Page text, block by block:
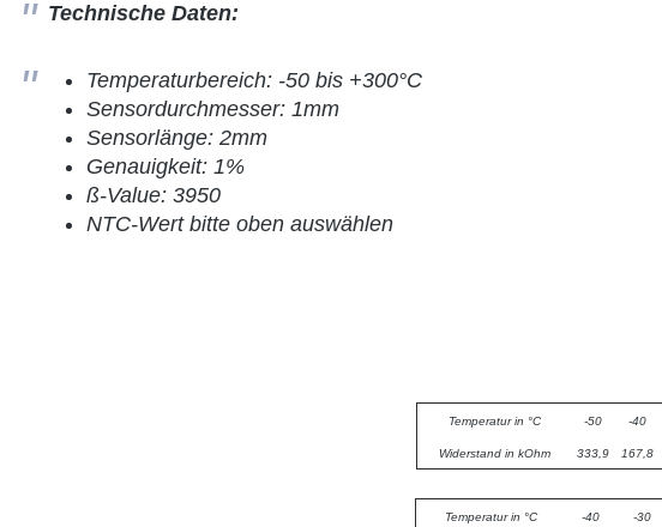
Technische Daten:
Temperaturbereich: -50 bis +300°C
Sensordurchmesser: 1mm
Sensorlänge: 2mm
Genauigkeit: 1%
ß-Value: 3950
NTC-Wert bitte oben auswählen
Temperatur in °C -50 -40
Widerstand in kOhm 333,9 167,8
Temperatur in °C -40 -30